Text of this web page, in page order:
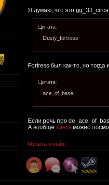
Я думаю, что это
Цитата:
Dusty_fortress
Fortress был как-то, но
Цитата:
ace_of_base
Если речь про
А вообще здесь можно
Музыка онлайн